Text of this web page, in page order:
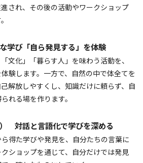
され、その後の活動やワークショップ
学び「自ら発見する」を体験
文化」「暮らす人」を味わう活動を、
験します。一方で、自然の中で体全てを
解放しやすくし、知識だけに頼らず、自
れる場を作ります。
対話と言語化で学びを深める
得た学びや発見を、自分たちの言葉に
ショップを通じて、自分だけでは発見